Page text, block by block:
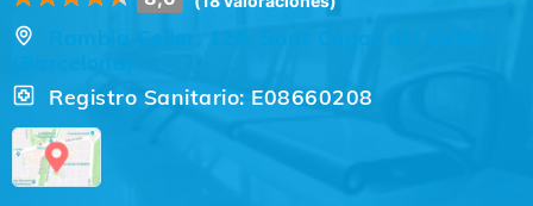
Rambla Celler, 129, Sant Cugat del Vallès
Registro Sanitario: E08660208